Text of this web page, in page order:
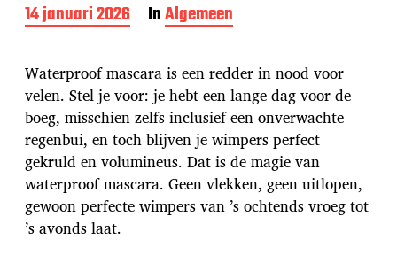
B
e
i
c
h
t
d
a
t
u
m
14 januari 2026 InAlgemeen
Waterproof mascara is een redder in nood voor
velen. Stel je voor: je hebt een lange dag voor de
boeg, misschien zelfs inclusief een onverwachte
regenbui, en toch blijven je wimpers perfect
gekruld en volumineus. Dat is de magie van
waterproof mascara. Geen vlekken, geen uitlopen,
gewoon perfecte wimpers van ’s ochtends vroeg tot
’s avonds laat.